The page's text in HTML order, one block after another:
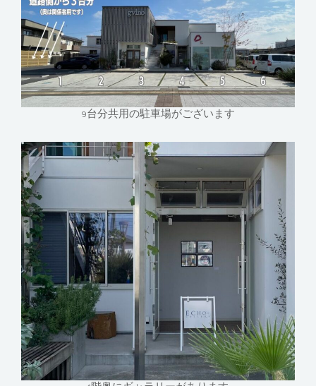
9台分共用の駐車場がございます